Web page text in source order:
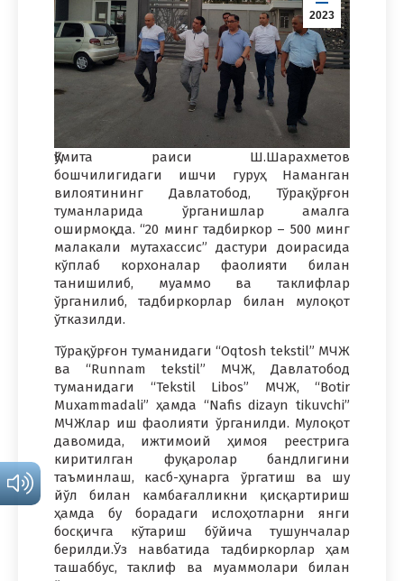
2023
Қўмита раиси Ш.Шарахметов
бошчилигидаги ишчи гуруҳ Наманган
вилоятининг Давлатобод, Тўрақўрғон
туманларида ўрганишлар амалга
оширмоқда. “20 минг тадбиркор – 500 минг
малакали мутахассис” дастури доирасида
кўплаб корхоналар фаолияти билан
танишилиб, муаммо ва таклифлар
ўрганилиб, тадбиркорлар билан мулоқот
ўтказилди.
Тўрақўрғон туманидаги “Oqtosh tekstil” МЧЖ
ва “Runnam tekstil” МЧЖ, Давлатобод
туманидаги ‘‘Tekstil Libos” МЧЖ, “Botir
Muxammadali” ҳамда “Nafis dizayn tikuvchi”
МЧЖлар иш фаолияти ўрганилди. Мулоқот
давомида, ижтимоий ҳимоя реестрига
киритилган фуқаролар бандлигини
таъминлаш, касб-ҳунарга ўргатиш ва шу
йўл билан камбағалликни қисқартириш
ҳамда бу борадаги ислоҳотларни янги
босқичга кўтариш бўйича тушунчалар
берилди.Ўз навбатида тадбиркорлар ҳам
ташаббус, таклиф ва муаммолари билан